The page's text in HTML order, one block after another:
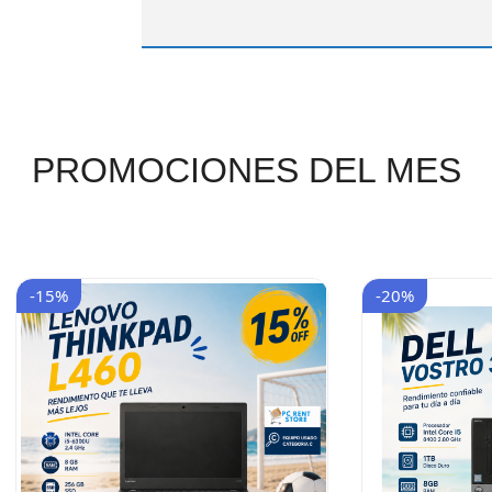
PROMOCIONES DEL MES
-15% -20%